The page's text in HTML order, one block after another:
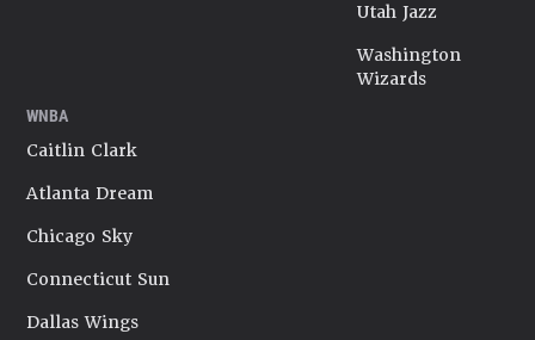
Utah Jazz
Washington
Wizards
WNBA
Caitlin Clark
Atlanta Dream
Chicago Sky
Connecticut Sun
Dallas Wings